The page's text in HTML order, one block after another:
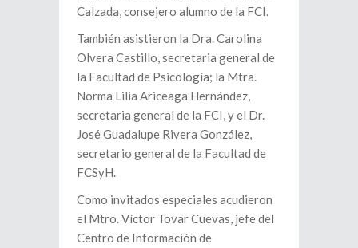
Calzada, consejero alumno de la FCI.
También asistieron la Dra. Carolina
Olvera Castillo, secretaria general de
la Facultad de Psicología; la Mtra.
Norma Lilia Ariceaga Hernández,
secretaria general de la FCI, y el Dr.
José Guadalupe Rivera González,
secretario general de la Facultad de
FCSyH.
Como invitados especiales acudieron
el Mtro. Víctor Tovar Cuevas, jefe del
Centro de Información de